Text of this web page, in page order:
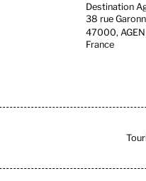
Destination
38 rue
47000, AGEN
France